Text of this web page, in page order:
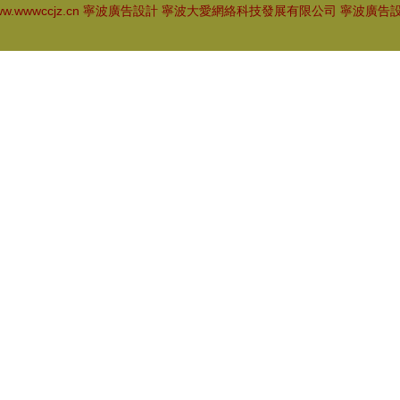
寧波廣告設計 寧波大愛網絡科技發展有限公司 寧波廣告